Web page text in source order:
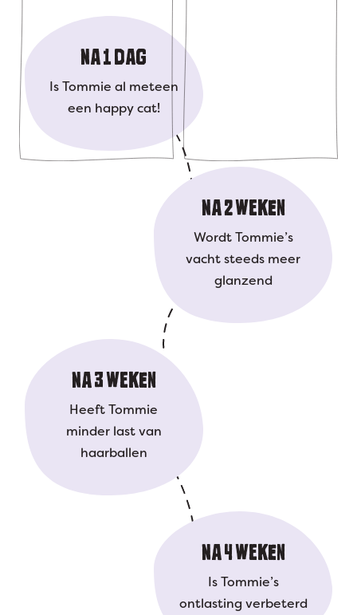
NA 1 DAG
Is Tommie al meteen
een happy cat!
NA 2 WEKEN
Wordt Tommie’s
vacht steeds meer
glanzend
NA 3 WEKEN
Heeft Tommie
minder last van
haarballen
NA 4 WEKEN
Is Tommie’s
ontlasting verbeterd